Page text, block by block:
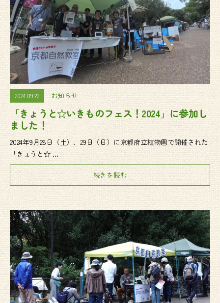
2024.09.22 お知らせ
「きょうと☆いきものフェス！2024」に参加し
ました！
2024年9月28日（土）、29日（日）に京都府立植物園で開催された
「きょうと☆ …
続きを読む